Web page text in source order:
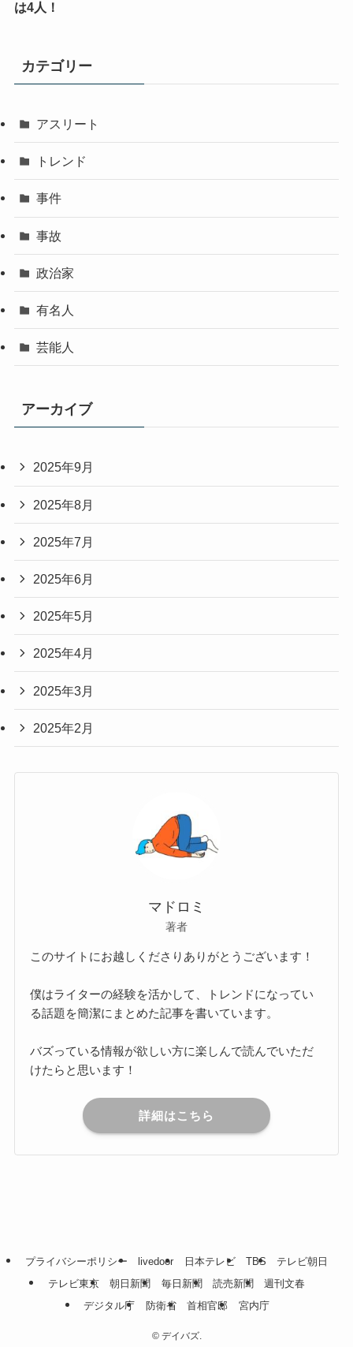
は4人！
カテゴリー
アスリート
トレンド
事件
事故
政治家
有名人
芸能人
アーカイブ
2025年9月
2025年8月
2025年7月
2025年6月
2025年5月
2025年4月
2025年3月
2025年2月
マドロミ
著者
このサイトにお越しくださりありがとうございます！
僕はライターの経験を活かして、トレンドになってい
る話題を簡潔にまとめた記事を書いています。
バズっている情報が欲しい方に楽しんで読んでいただ
けたらと思います！
詳細はこちら
プライバシーポリシー livedoor 日本テレビ TBS
テレビ朝日
テレビ東京
朝日新聞 毎日新聞 読売新聞
週刊文春
デジタル庁
防衛省 首相官邸 宮内庁
©デイバズ.